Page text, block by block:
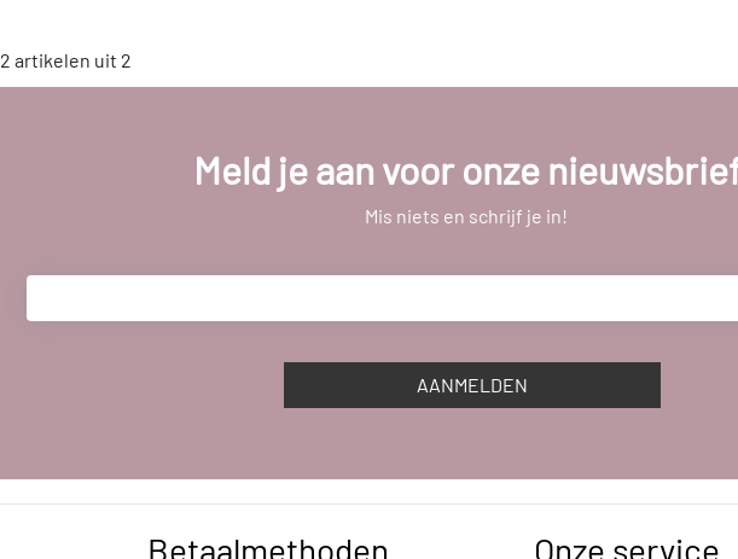
2 artikelen uit 2
Meld je aan voor onze
Mis niets en schrijf je in!
AANMELDEN
Betaalmethoden Onze service